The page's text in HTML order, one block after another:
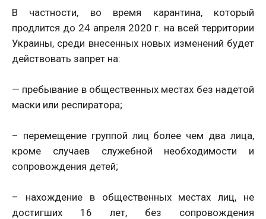
В частности, во время карантина, который
продлится до 24 апреля 2020 г. на всей территории
Украины, среди внесенных новых изменений будет
действовать запрет на:
— пребывание в общественных местах без надетой
маски или респиратора;
– перемещение группой лиц более чем два лица,
кроме случаев служебной необходимости и
сопровождения детей;
– нахождение в общественных местах лиц, не
достигших 16 лет, без сопровождения